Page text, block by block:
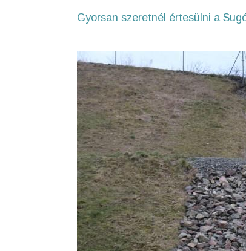
Gyorsan szeretnél értesülni a